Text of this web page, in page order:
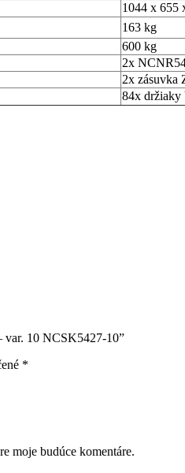
1044 x 655
163 kg
600 kg
2x
2x zásuvka
84x
var. 10 NCSK5427-10”
*
moje budúce komentáre.